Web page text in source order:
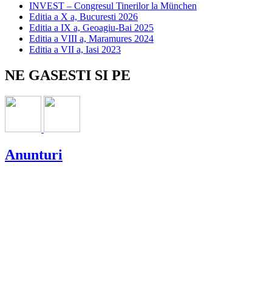
INVEST – Congresul Tinerilor la München
Editia a X a, Bucuresti 2026
Editia a IX a, Geoagiu-Bai 2025
Editia a VIII a, Maramures 2024
Editia a VII a, Iasi 2023
NE GASESTI SI PE
Anunturi